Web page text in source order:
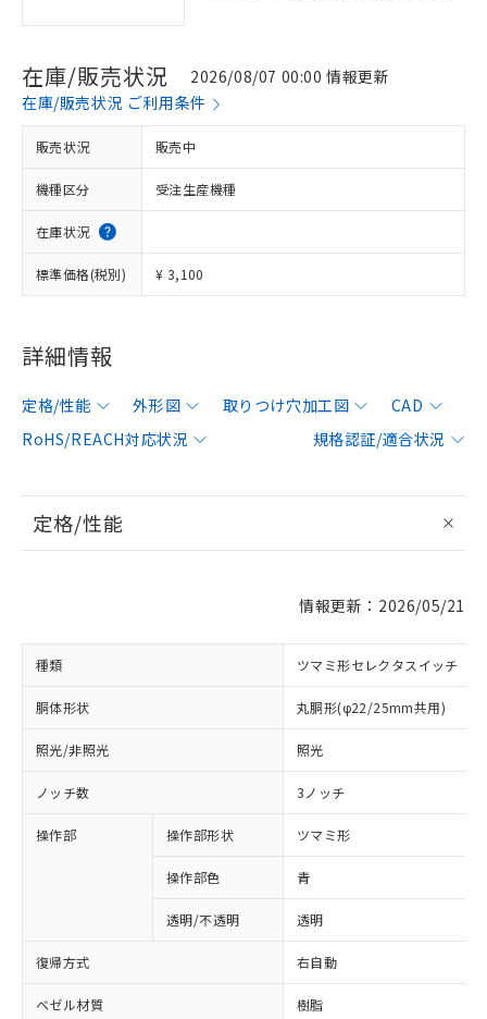
在庫/販売状況
2026/08/07 00:00 情報更新
在庫/販売状況 ご利用条件
販売状況 販売中
機種区分 受注生産機種
在庫状況
標準価格(税別) ¥ 3,100
詳細情報
定格/性能 外形図 取りつけ穴加工図
CAD
RoHS/REACH対応状況
規格認証/適合状況
定格/性能
情報更新：2026/05/21
種類 ツマミ形セレクタスイッチ
胴体形状 丸胴形(φ22/25mm共用)
照光/非照光 照光
ノッチ数 3ノッチ
操作部 操作部形状 ツマミ形
操作部色 青
透明/不透明 透明
復帰方式 右自動
ベゼル材質 樹脂